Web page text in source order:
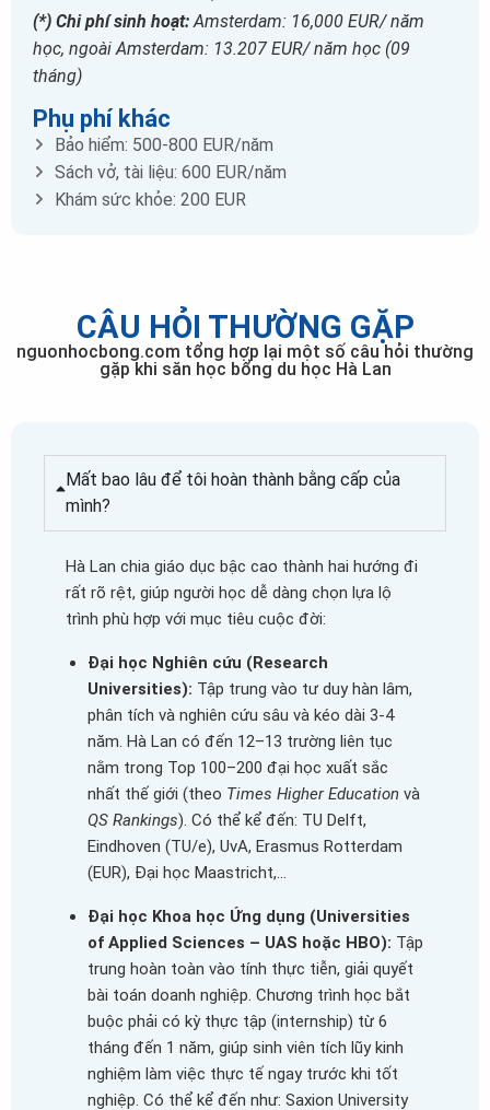
(*) Chi phí sinh hoạt: Amsterdam: 16,000 EUR/ năm
học, ngoài Amsterdam: 13.207 EUR/ năm học (09
tháng)
Phụ phí khác
Bảo hiểm: 500-800 EUR/năm
Sách vở, tài liệu: 600 EUR/năm
Khám sức khỏe: 200 EUR
CÂU HỎI THƯỜNG GẶP
nguonhocbong.com tổng hợp lại một số câu hỏi thường
gặp khi săn học bổng du học Hà Lan
Mất bao lâu để tôi hoàn thành bằng cấp của
mình?
Hà Lan chia giáo dục bậc cao thành hai hướng đi
rất rõ rệt, giúp người học dễ dàng chọn lựa lộ
trình phù hợp với mục tiêu cuộc đời:
Đại học Nghiên cứu (Research
Universities): Tập trung vào tư duy hàn lâm,
phân tích và nghiên cứu sâu và kéo dài 3-4
năm. Hà Lan có đến 12–13 trường liên tục
nằm trong Top 100–200 đại học xuất sắc
nhất thế giới (theo Times Higher Education và
QS Rankings). Có thể kể đến: TU Delft,
Eindhoven (TU/e), UvA, Erasmus Rotterdam
(EUR), Đại học Maastricht,…
Đại học Khoa học Ứng dụng (Universities
of Applied Sciences – UAS hoặc HBO): Tập
trung hoàn toàn vào tính thực tiễn, giải quyết
bài toán doanh nghiệp. Chương trình học bắt
buộc phải có kỳ thực tập (internship) từ 6
tháng đến 1 năm, giúp sinh viên tích lũy kinh
nghiệm làm việc thực tế ngay trước khi tốt
nghiệp. Có thể kể đến như: Saxion University